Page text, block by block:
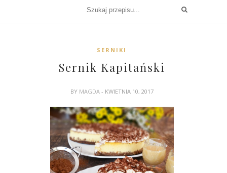
SERNIKI
Sernik Kapitański
BY MAGDA - KWIETNIA 10, 2017